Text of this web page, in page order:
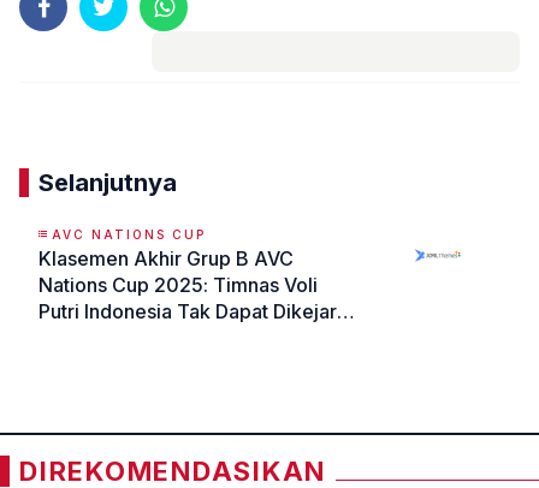
Selanjutnya
AVC NATIONS CUP
Klasemen Akhir Grup B AVC
Nations Cup 2025: Timnas Voli
Putri Indonesia Tak Dapat Dikejar
DIREKOMENDASIKAN